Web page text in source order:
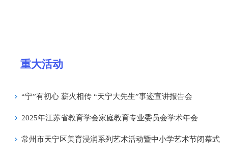
重大活动
“宁”有初心 薪火相传 “天宁大先生”事迹宣讲报告会
2025年江苏省教育学会家庭教育专业委员会学术年会
常州市天宁区美育浸润系列艺术活动暨中小学艺术节闭幕式